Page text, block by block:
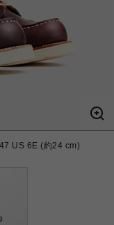
US 6E (約24 cm)